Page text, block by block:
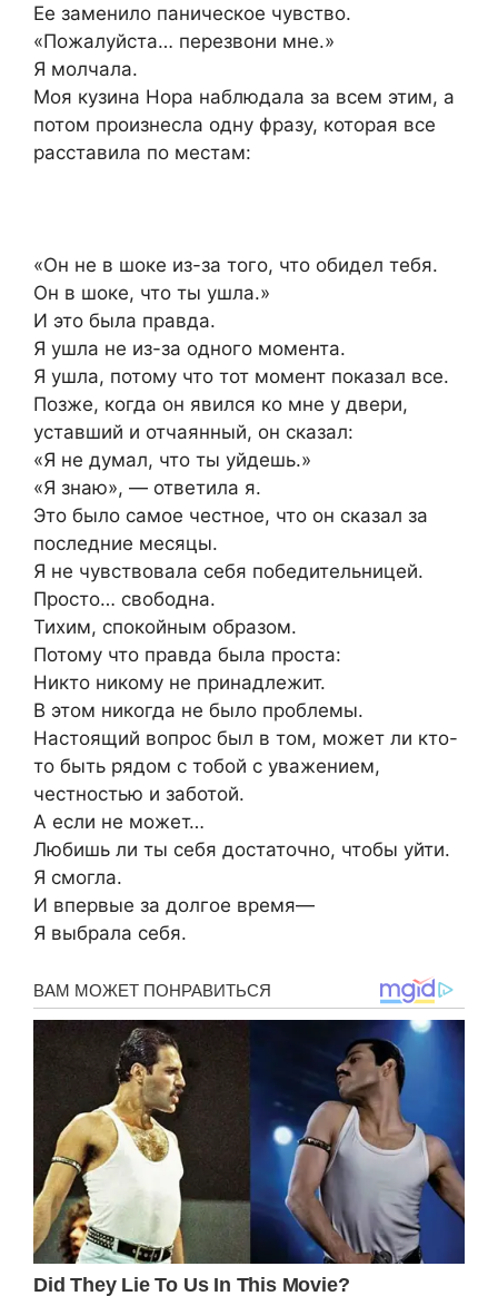
Ее заменило паническое чувство.
«Пожалуйста… перезвони мне.»
Я молчала.
Моя кузина Нора наблюдала за всем этим, а
потом произнесла одну фразу, которая все
расставила по местам:
«Он не в шоке из-за того, что обидел тебя.
Он в шоке, что ты ушла.»
И это была правда.
Я ушла не из-за одного момента.
Я ушла, потому что тот момент показал все.
Позже, когда он явился ко мне у двери,
уставший и отчаянный, он сказал:
«Я не думал, что ты уйдешь.»
«Я знаю», — ответила я.
Это было самое честное, что он сказал за
последние месяцы.
Я не чувствовала себя победительницей.
Просто… свободна.
Тихим, спокойным образом.
Потому что правда была проста:
Никто никому не принадлежит.
В этом никогда не было проблемы.
Настоящий вопрос был в том, может ли кто-
то быть рядом с тобой с уважением,
честностью и заботой.
А если не может…
Любишь ли ты себя достаточно, чтобы уйти.
Я смогла.
И впервые за долгое время—
Я выбрала себя.